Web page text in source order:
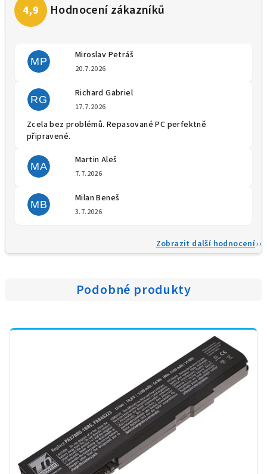
MP
Miroslav Petráš
20.7.2026
RG
Richard Gabriel
17.7.2026
Zcela bez problémů. Repasované PC perfektně
připravené.
MA
Martin Aleš
7.7.2026
MB
Milan Beneš
3.7.2026
Zobrazit další hodnocení
Podobné produkty